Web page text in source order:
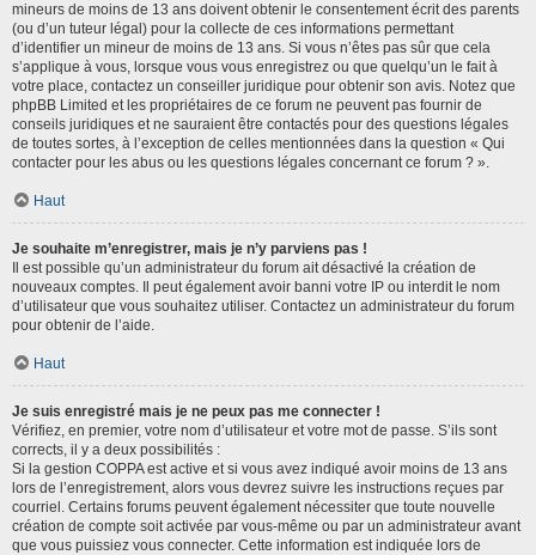
mineurs de moins de 13 ans doivent obtenir le consentement écrit des parents
(ou d’un tuteur légal) pour la collecte de ces informations permettant
d’identifier un mineur de moins de 13 ans. Si vous n’êtes pas sûr que cela
s’applique à vous, lorsque vous vous enregistrez ou que quelqu’un le fait à
votre place, contactez un conseiller juridique pour obtenir son avis. Notez que
phpBB Limited et les propriétaires de ce forum ne peuvent pas fournir de
conseils juridiques et ne sauraient être contactés pour des questions légales
de toutes sortes, à l’exception de celles mentionnées dans la question « Qui
contacter pour les abus ou les questions légales concernant ce forum ? ».
Haut
Je souhaite m’enregistrer, mais je n’y parviens pas !
Il est possible qu’un administrateur du forum ait désactivé la création de
nouveaux comptes. Il peut également avoir banni votre IP ou interdit le nom
d’utilisateur que vous souhaitez utiliser. Contactez un administrateur du forum
pour obtenir de l’aide.
Haut
Je suis enregistré mais je ne peux pas me connecter !
Vérifiez, en premier, votre nom d’utilisateur et votre mot de passe. S’ils sont
corrects, il y a deux possibilités :
Si la gestion COPPA est active et si vous avez indiqué avoir moins de 13 ans
lors de l’enregistrement, alors vous devrez suivre les instructions reçues par
courriel. Certains forums peuvent également nécessiter que toute nouvelle
création de compte soit activée par vous-même ou par un administrateur avant
que vous puissiez vous connecter. Cette information est indiquée lors de